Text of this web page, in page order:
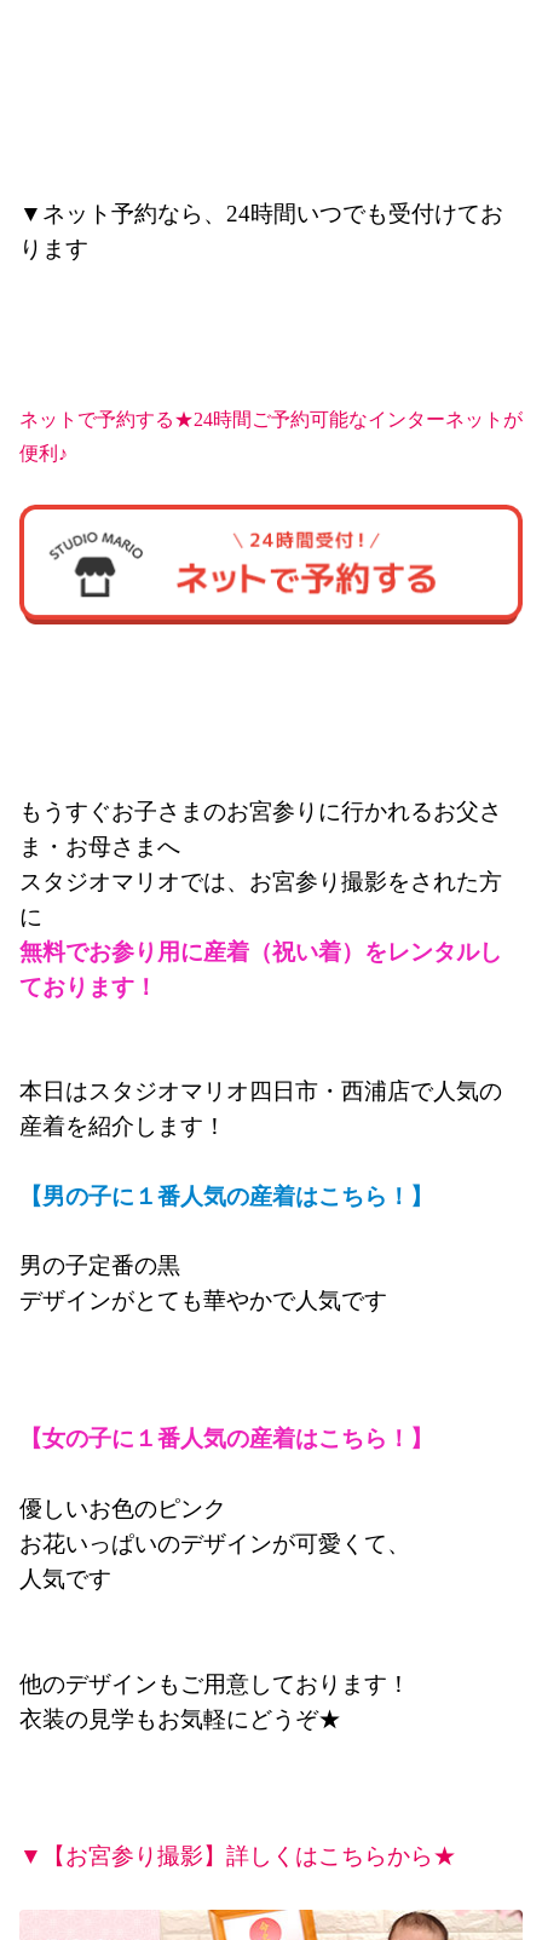
▼ネット予約なら、24時間いつでも受付けてお
ります
ネットで予約する★24時間ご予約可能なインターネットが
便利♪
もうすぐお子さまのお宮参りに行かれるお父さ
ま・お母さまへ
スタジオマリオでは、お宮参り撮影をされた方
に
無料でお参り用に産着（祝い着）をレンタルし
ております！
本日はスタジオマリオ四日市・西浦店で人気の
産着を紹介します！
【男の子に１番人気の産着はこちら！】
男の子定番の黒
デザインがとても華やかで人気です
【女の子に１番人気の産着はこちら！】
優しいお色のピンク
お花いっぱいのデザインが可愛くて、
人気です
他のデザインもご用意しております！
衣装の見学もお気軽にどうぞ★
▼【お宮参り撮影】詳しくはこちらから★